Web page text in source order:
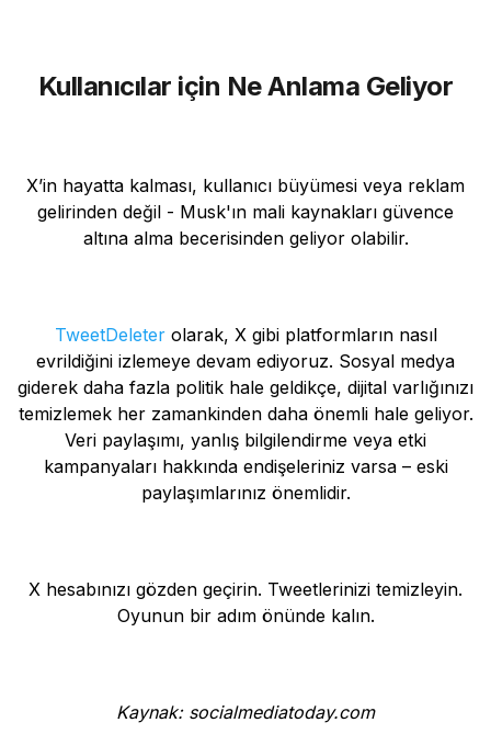
Kullanıcılar için Ne Anlama Geliyor
X’in hayatta kalması, kullanıcı büyümesi veya reklam
gelirinden değil - Musk'ın mali kaynakları güvence
altına alma becerisinden geliyor olabilir.
TweetDeleterolarak, X gibi platformların nasıl
evrildiğini izlemeye devam ediyoruz. Sosyal medya
giderek daha fazla politik hale geldikçe, dijital varlığınızı
temizlemek her zamankinden daha önemli hale geliyor.
Veri paylaşımı, yanlış bilgilendirme veya etki
kampanyaları hakkında endişeleriniz varsa – eski
paylaşımlarınız önemlidir.
X hesabınızı gözden geçirin. Tweetlerinizi temizleyin.
Oyunun bir adım önünde kalın.
Kaynak: socialmediatoday.com